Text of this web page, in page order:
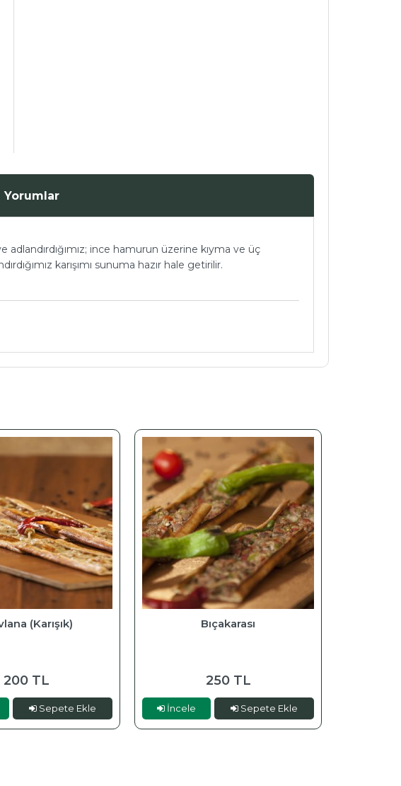
Yorumlar
adlandırdığımız; ince hamurun üzerine kıyma ve üç
karışımı sunuma hazır hale getirilir.
(Karışık)
200 TL
Sepete Ekle
Bıçakarası
250 TL
İncele Sepete Ekle